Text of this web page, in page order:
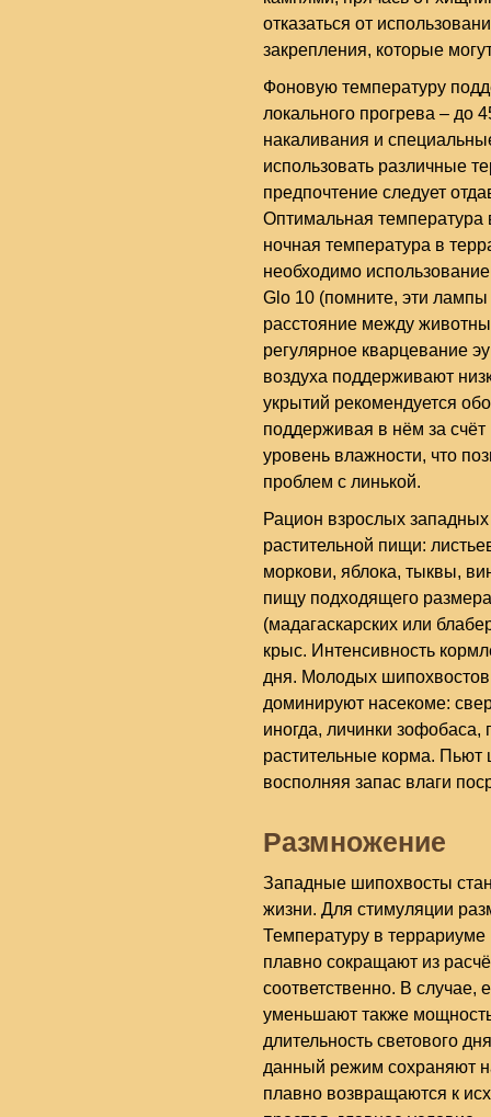
отказаться от
закрепления, которые
Фоновую температуру
локального прогрева – до
накаливания и
использовать различные
предпочтение следует
Оптимальная температура
ночная температура в
необходимо
Glo 10 (помните, эти
расстояние между
регулярное кварцевание
воздуха поддерживают
укрытий рекомендуется
поддерживая в нём за
уровень влажности, что
проблем с линькой.
Рацион взрослых
растительной пищи:
моркови, яблока, тыквы,
пищу подходящего
(мадагаскарских или
крыс. Интенсивность
дня. Молодых
доминируют насекоме:
иногда, личинки зофобаса,
растительные корма. Пьют
восполняя запас влаги
Размножение
Западные шипохвосты
жизни. Для стимуляции
Температуру в террариуме
плавно сокращают из
соответственно. В случае,
уменьшают также
длительность светового
данный режим сохраняют
плавно возвращаются к